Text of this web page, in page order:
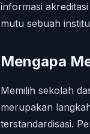
informasi
mutu sebuah
Mengapa
Memilih sekolah
merupakan
terstandardisasi.